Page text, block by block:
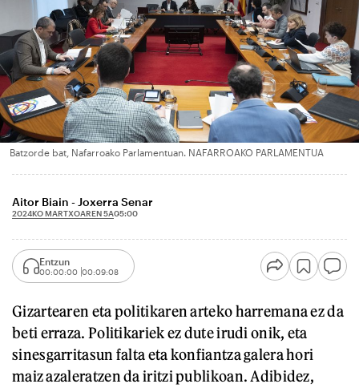
Batzorde bat, Nafarroako Parlamentuan. NAFARROAKO PARLAMENTUA
Aitor Biain - Joxerra Senar
2024KO MARTXOAREN 5A05:00
Entzun
00:00:00 00:09:08
Gizartearen eta politikaren arteko harremana ez da
beti erraza. Politikariek ez dute irudi onik, eta
sinesgarritasun falta eta konfiantza galera hori
maiz azaleratzen da iritzi publikoan. Adibidez,